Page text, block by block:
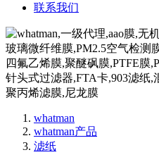
联系我们
whatman
whatman产品
滤纸